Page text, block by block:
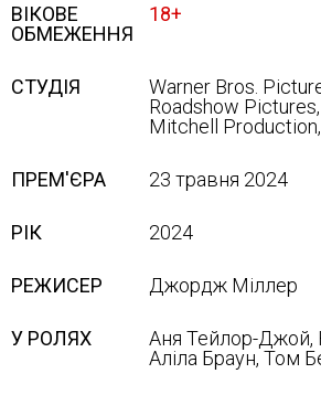
ВІКОВЕ
ОБМЕЖЕННЯ
18+
СТУДІЯ
Warner Bros.
Roadshow
Mitchell
ПРЕМ'ЄРА 23 травня 2024
РІК 2024
РЕЖИСЕР Джордж Міллер
У РОЛЯХ
Аня Тейлор-Джой,
Аліла Браун, Том